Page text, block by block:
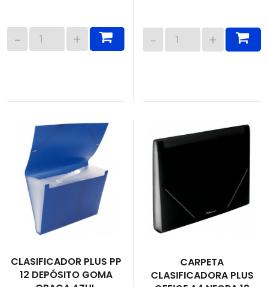
CLASIFICADOR PLUS PP
12 DEPÓSITO GOMA
CARPETA
CLASIFICADORA PLUS